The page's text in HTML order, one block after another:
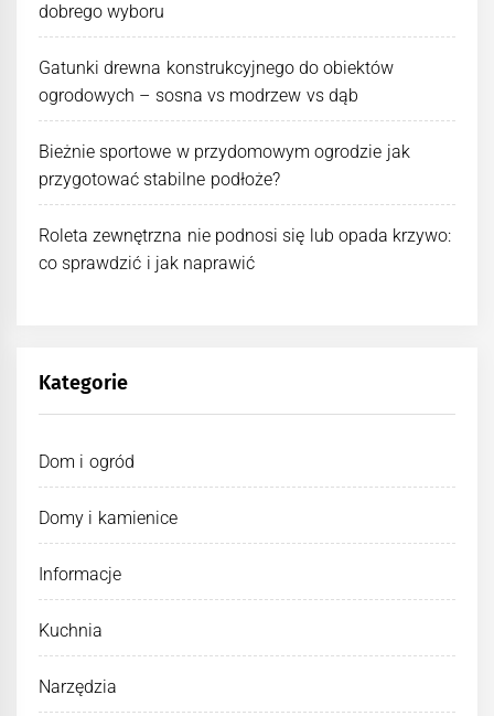
dobrego wyboru
Gatunki drewna konstrukcyjnego do obiektów
ogrodowych – sosna vs modrzew vs dąb
Bieżnie sportowe w przydomowym ogrodzie jak
przygotować stabilne podłoże?
Roleta zewnętrzna nie podnosi się lub opada krzywo:
co sprawdzić i jak naprawić
Kategorie
Dom i ogród
Domy i kamienice
Informacje
Kuchnia
Narzędzia